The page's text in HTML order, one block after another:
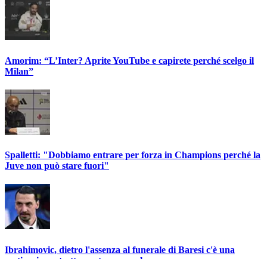
Amorim: “L’Inter? Aprite YouTube e capirete perché scelgo il
Milan”
Spalletti: "Dobbiamo entrare per forza in Champions perché la
Juve non può stare fuori"
Ibrahimovic, dietro l'assenza al funerale di Baresi c'è una